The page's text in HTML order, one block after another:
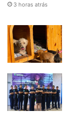
3 horas atrás